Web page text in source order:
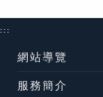
:::
網站導覽
服務簡介